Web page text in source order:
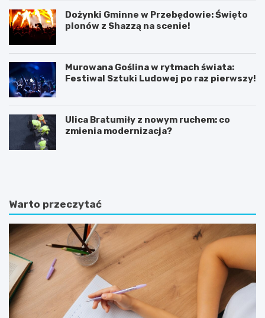
Dożynki Gminne w Przebędowie: Święto
plonów z Shazzą na scenie!
Murowana Goślina w rytmach świata:
Festiwal Sztuki Ludowej po raz pierwszy!
Ulica Bratumiły z nowym ruchem: co
zmienia modernizacja?
K
k
:
B
a
ś
n
i
o
w
y
P
j
f
a
s
c
y
n
u
j
ą
Warto przeczytać